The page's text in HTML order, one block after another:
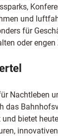
und
für
oder
Nachtleben
das
bietet